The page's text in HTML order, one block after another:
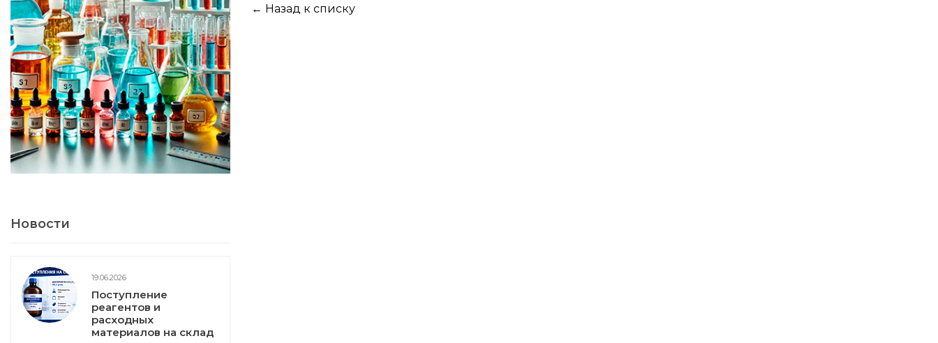
Новости
19.06.2026
Поступление
реагентов и
расходных
материалов на склад
← Назад к списку